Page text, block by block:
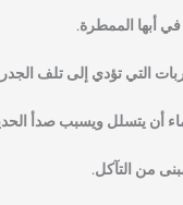
أبها الممطرة.
التي تؤدي إلى تلف
أن يتسلل ويسبب صدأ
من التآكل.